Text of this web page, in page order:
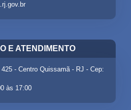
E ATENDIMENTO
- Centro Quissamã - RJ - Cep:
às 17:00